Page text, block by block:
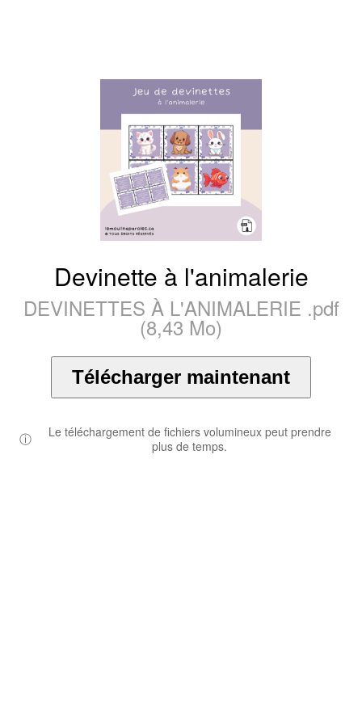
Devinette à l'animalerie
DEVINETTES À L'ANIMALERIE .pdf
(8,43 Mo)
Télécharger maintenant
ⓘ
Le téléchargement de fichiers volumineux peut prendre
plus de temps.